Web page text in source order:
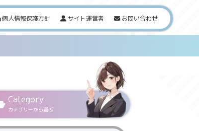
個人情報保護方針 サイト運営者 お問い合わせ
Category
カテゴリーから選ぶ